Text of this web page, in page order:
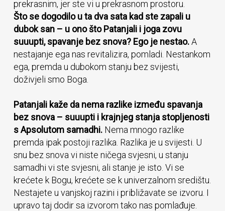
prekrasnim, jer ste vi u prekrasnom prostoru.
Što se dogodilo u ta dva sata kad ste zapali u
dubok san – u ono što Patanjali i joga zovu
suuupti, spavanje bez snova? Ego je nestao.A
nestajanje ega nas revitalizira, pomladi. Nestankom
ega, premda u dubokom stanju bez svijesti,
doživjeli smo Boga.
Patanjali kaže da nema razlike između spavanja
bez snova – suuupti i krajnjeg stanja stopljenosti
s Apsolutom samadhi.Nema mnogo razlike
premda ipak postoji razlika. Razlika je u svijesti. U
snu bez snova vi niste ničega svjesni, u stanju
samadhi vi ste svjesni, ali stanje je isto. Vi se
krećete k Bogu, krećete se k univerzalnom središtu.
Nestajete u vanjskoj razini i približavate se izvoru. I
upravo taj dodir sa izvorom tako nas pomlađuje.